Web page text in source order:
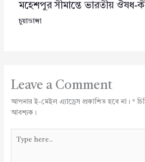
মহেশপুর সীমান্তে ভারতীয় ঔষধ-
চুয়াডাঙ্গা
Leave a Comment
আপনার ই-মেইল এ্যাড্রেস প্রকাশিত হবে না। *
আবশ্যক।
here..